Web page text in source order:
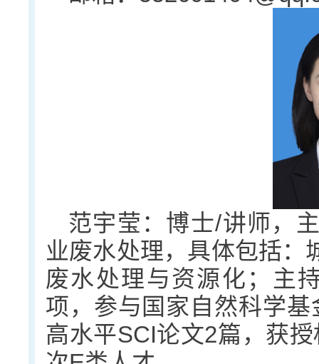
范宇莹：博士/讲师，
业废水处理，具体包括：
废水处理与资源化；主
项，参与国家自然科学
高水平SCI论文2篇，获